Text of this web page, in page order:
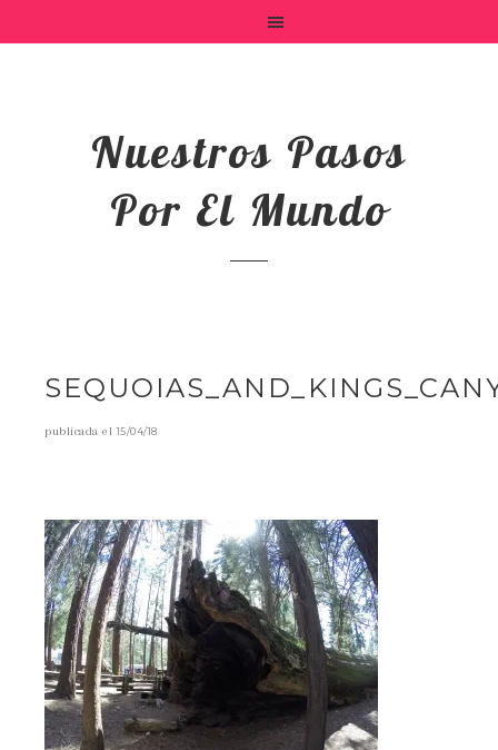
Nuestros Pasos
Por El Mundo
publicada el15/04/18